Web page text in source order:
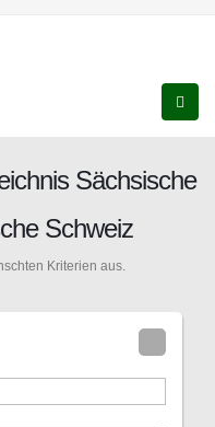
Sächsische
Schweiz
Kriterien aus.